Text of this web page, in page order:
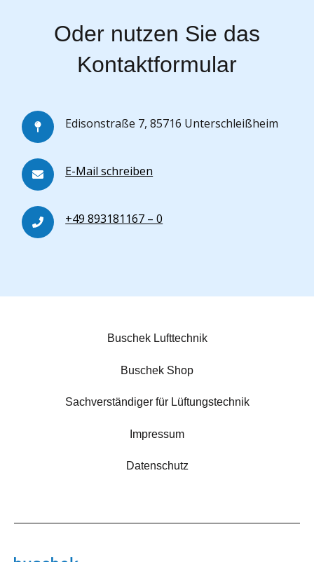
Oder nutzen Sie das
Kontaktformular
Edisonstraße 7, 85716 Unterschleißheim
E-Mail schreiben
+49 893181167 – 0
Buschek Lufttechnik
Buschek Shop
Sachverständiger für Lüftungstechnik
Impressum
Datenschutz